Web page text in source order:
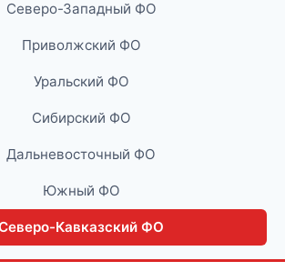
Северо-Западный ФО
Приволжский ФО
Уральский ФО
Сибирский ФО
Дальневосточный ФО
Южный ФО
Кавказский ФО